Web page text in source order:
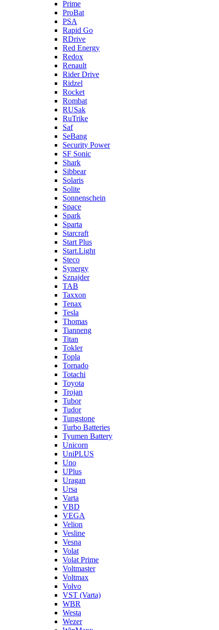
Prime
ProBat
PSA
Rapid Go
RDrive
Red Energy
Redox
Renault
Rider Drive
Ridzel
Rocket
Rombat
RUSak
RuTrike
Saf
SeBang
Security Power
SF Sonic
Shark
Sibbear
Solaris
Solite
Sonnenschein
Space
Spark
Sparta
Starcraft
Start Plus
Start.Light
Steco
Synergy
Sznajder
TAB
Taxxon
Tenax
Tesla
Thomas
Tianneng
Titan
Tokler
Topla
Tornado
Totachi
Toyota
Trojan
Tubor
Tudor
Tungstone
Turbo Batteries
Tyumen Battery
Unicorn
UniPLUS
Uno
UPlus
Uragan
Ursa
Varta
VBD
VEGA
Velion
Vesline
Vesna
Volat
Volat Prime
Voltmaster
Voltmax
Volvo
VST (Varta)
WBR
Westa
Wezer